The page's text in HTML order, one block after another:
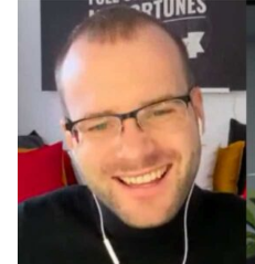
Hledaná fráze